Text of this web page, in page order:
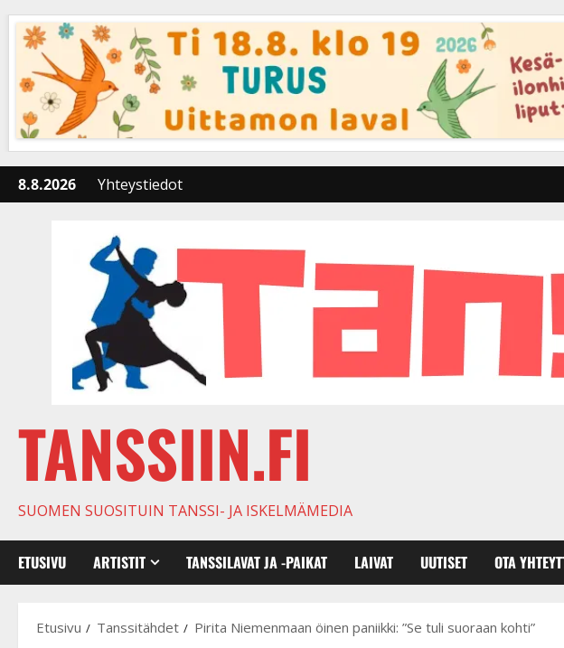
content
8.8.2026 Yhteystiedot
TANSSIIN.FI
SUOMEN SUOSITUIN TANSSI- JA ISKELMÄMEDIA
ETUSIVU ARTISTIT TANSSILAVAT JA -PAIKAT LAIVAT UUTISET OTA
Etusivu Tanssitähdet Pirita Niemenmaan öinen paniikki: ”Se tuli suoraan kohti”